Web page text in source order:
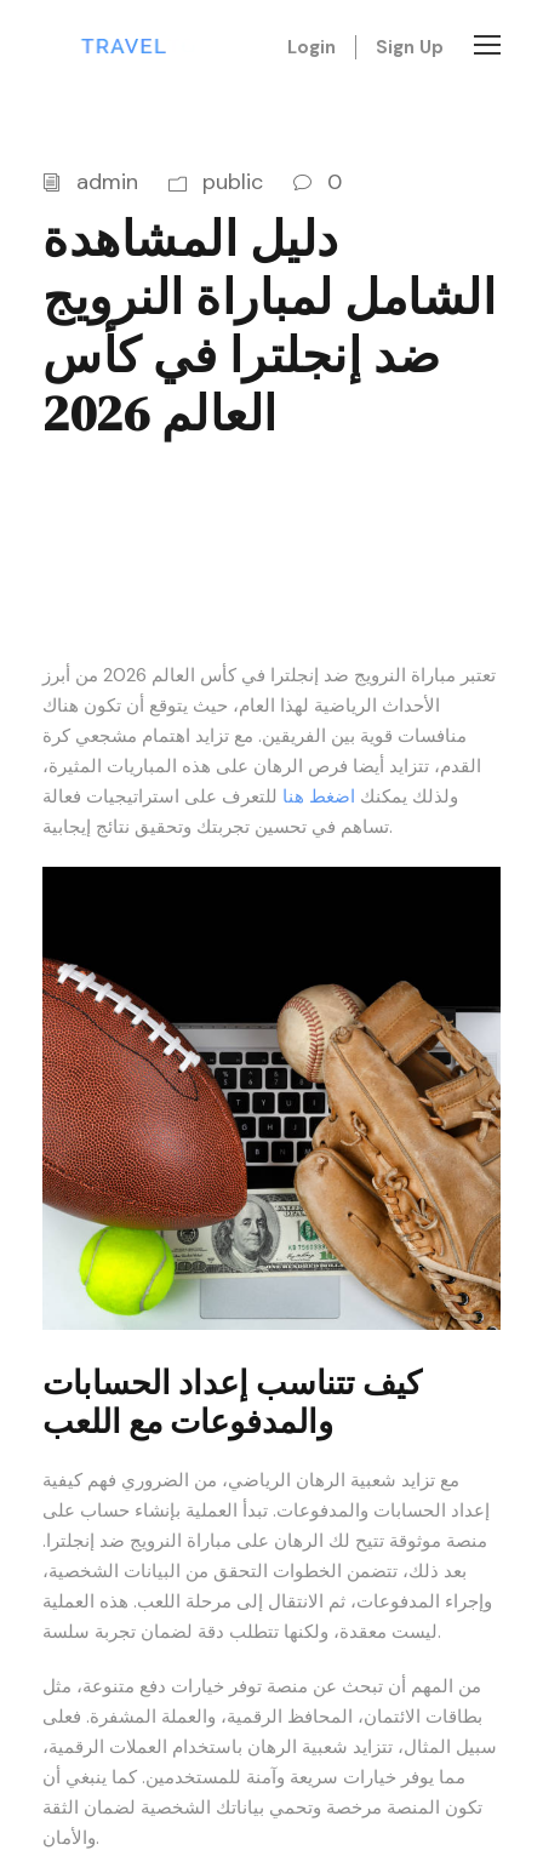
Login Sign Up
admin public 0
دليل المشاهدة
الشامل لمباراة النرويج
ضد إنجلترا في كأس
العالم 2026
تعتبر مباراة النرويج ضد إنجلترا في كأس العالم 2026 من أبرز
الأحداث الرياضية لهذا العام، حيث يتوقع أن تكون هناك
منافسات قوية بين الفريقين. مع تزايد اهتمام مشجعي كرة
القدم، تتزايد أيضا فرص الرهان على هذه المباريات المثيرة،
ولذلك يمكنك اضغط هنا للتعرف على استراتيجيات فعالة
تساهم في تحسين تجربتك وتحقيق نتائج إيجابية.
كيف تتناسب إعداد الحسابات
والمدفوعات مع اللعب
مع تزايد شعبية الرهان الرياضي، من الضروري فهم كيفية
إعداد الحسابات والمدفوعات. تبدأ العملية بإنشاء حساب على
منصة موثوقة تتيح لك الرهان على مباراة النرويج ضد إنجلترا.
بعد ذلك، تتضمن الخطوات التحقق من البيانات الشخصية،
وإجراء المدفوعات، ثم الانتقال إلى مرحلة اللعب. هذه العملية
ليست معقدة، ولكنها تتطلب دقة لضمان تجربة سلسة.
من المهم أن تبحث عن منصة توفر خيارات دفع متنوعة، مثل
بطاقات الائتمان، المحافظ الرقمية، والعملة المشفرة. فعلى
سبيل المثال، تتزايد شعبية الرهان باستخدام العملات الرقمية،
مما يوفر خيارات سريعة وآمنة للمستخدمين. كما ينبغي أن
تكون المنصة مرخصة وتحمي بياناتك الشخصية لضمان الثقة
والأمان.